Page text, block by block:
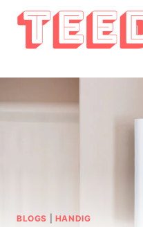
Doorgaan
naar
inhoud
BLOGS HANDIG